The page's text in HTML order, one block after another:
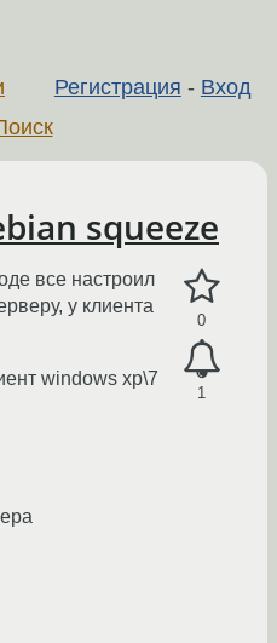
Регистрация - Вход
squeeze
0
1
все настроил
у клиента
windows xp\7